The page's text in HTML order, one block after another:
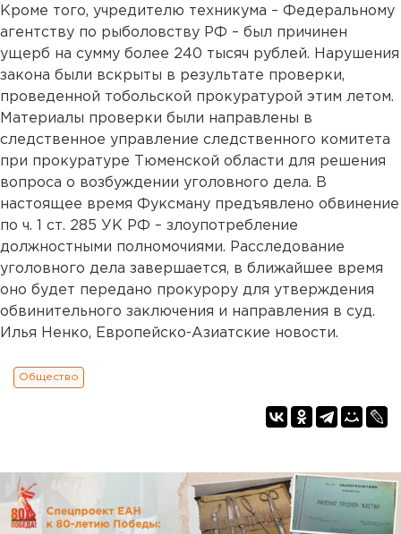
Кроме того, учредителю техникума – Федеральному
агентству по рыболовству РФ – был причинен
ущерб на сумму более 240 тысяч рублей. Нарушения
закона были вскрыты в результате проверки,
проведенной тобольской прокуратурой этим летом.
Материалы проверки были направлены в
следственное управление следственного комитета
при прокуратуре Тюменской области для решения
вопроса о возбуждении уголовного дела. В
настоящее время Фуксману предъявлено обвинение
по ч. 1 ст. 285 УК РФ – злоупотребление
должностными полномочиями. Расследование
уголовного дела завершается, в ближайшее время
оно будет передано прокурору для утверждения
обвинительного заключения и направления в суд.
Илья Ненко, Европейско-Азиатские новости.
Общество